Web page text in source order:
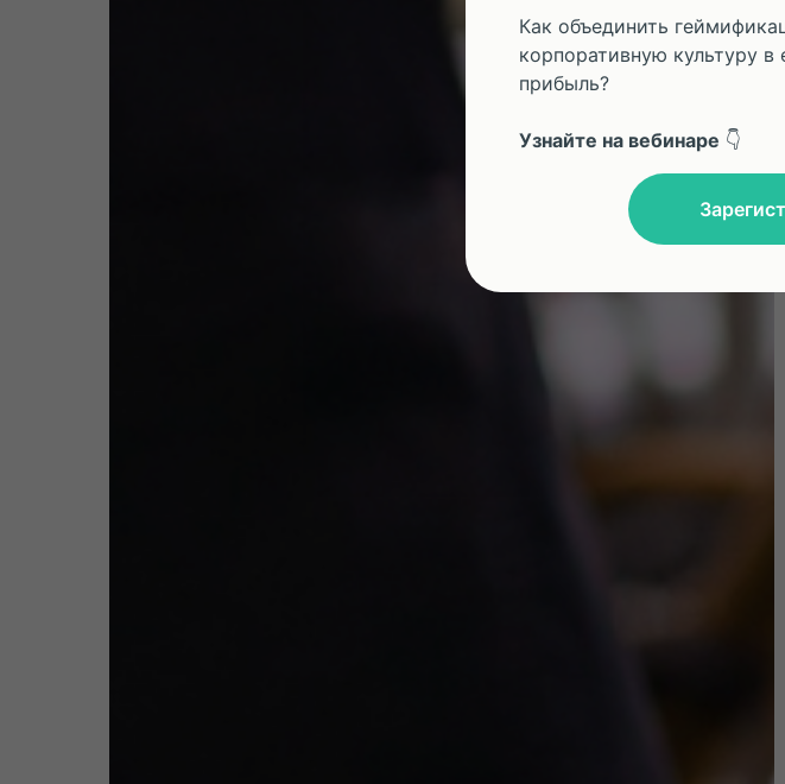
Как объединить
корпоративную культуру
прибыль?
Узнайте на вебинаре 👇